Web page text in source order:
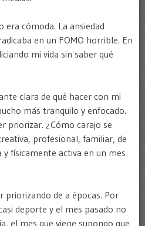
cómoda. La ansiedad
en un FOMO horrible. En
mi vida sin saber qué
clara de qué hacer con mi
más tranquilo y enfocado.
priorizar. ¿Cómo carajo se
profesional, familiar, de
físicamente activa en un mes
priorizando de a épocas. Por
deporte y el mes pasado no
el mes que viene supongo que